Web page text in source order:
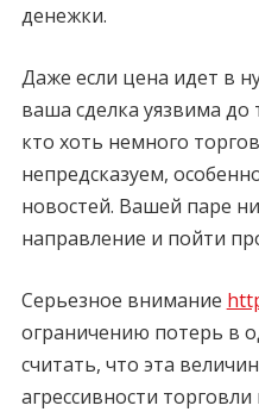
денежки.
Даже если цена идет в
ваша сделка уязвима до
кто хоть немного
непредсказуем,
новостей. Вашей паре
направление и пойти
Серьезное внимание
ограничению потерь в
считать, что эта
агрессивности